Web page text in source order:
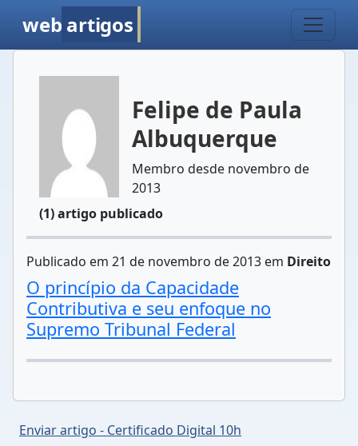
web artigos
Felipe de Paula
Albuquerque
Membro desde novembro de
2013
(1) artigo publicado
Publicado em 21 de novembro de 2013 em Direito
O princípio da Capacidade
Contributiva e seu enfoque no
Supremo Tribunal Federal
Enviar artigo - Certificado Digital 10h